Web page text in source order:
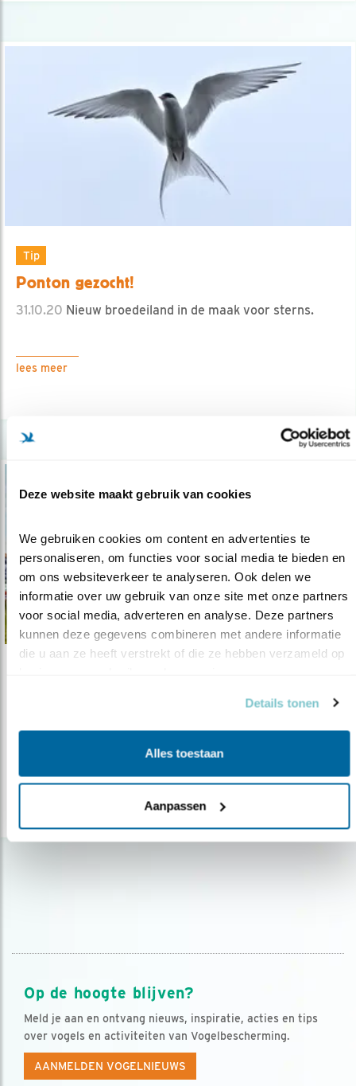
Deze website maakt gebruik van cookies
We gebruiken cookies om content en advertenties te
personaliseren, om functies voor social media te bieden en
om ons websiteverkeer te analyseren. Ook delen we
informatie over uw gebruik van onze site met onze partners
voor social media, adverteren en analyse. Deze partners
kunnen deze gegevens combineren met andere informatie
die u aan ze heeft verstrekt of die ze hebben verzameld op
Details tonen
Alles toestaan
Aanpassen
Tip
Ponton gezocht!
31.10.20 Nieuw broedeiland in de maak voor sterns.
lees meer
16.07.20Vogels kijken tijdens mooie fietstochten:
Op de hoogte blijven?
Meld je aan en ontvang nieuws, inspiratie, acties en tips
over vogels en activiteiten van Vogelbescherming.
AANMELDEN VOGELNIEUWS